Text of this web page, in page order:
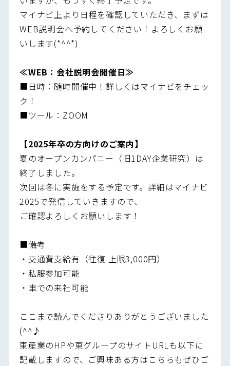
マイナビ上より日程を確認していただき、まずは
WEB説明会へ予約してください！よろしくお願
いします(*^^*)
≪WEB：会社説明会開催日≫
■日時：随時開催中！詳しくはマイナビをチェッ
ク！
■ツール：ZOOM
【2025年卒の方向けのご案内】
夏のオープンカンパニー（旧1DAY企業研究）は
終了しました。
次回は冬に実施をする予定です。詳細はマイナビ
2025で発信していきますので、
ご確認よろしくお願いします！
■備考
・交通費支給有（往復 上限3,000円）
・私服参加可能
・車での来社可能
ここまで読んでくださりありがとうございました
(^^♪
東産業のHPや東グループのサイトURLも以下に
記載しますので、ご興味ある方はこちらもぜひご